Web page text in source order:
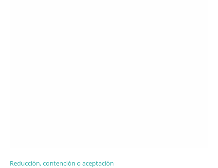
Reducción, contención o aceptación